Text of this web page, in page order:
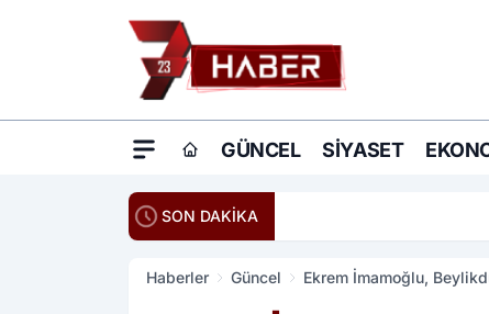
GÜNCEL SIYASET
SON DAKİKA Ömer Çelik:
Haberler Güncel Ekrem İmamoğlu,